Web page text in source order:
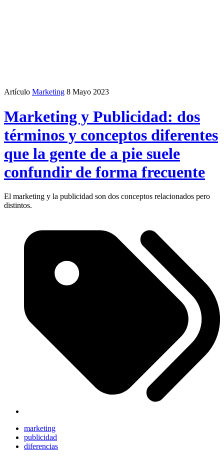
Artículo Marketing 8 Mayo 2023
Marketing y Publicidad: dos
términos y conceptos diferentes
que la gente de a pie suele
confundir de forma frecuente
El marketing y la publicidad son dos conceptos relacionados pero
distintos.
marketing
publicidad
diferencias